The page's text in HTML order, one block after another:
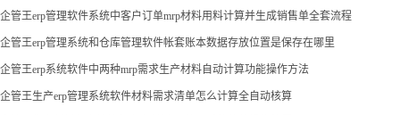
企管王erp管理软件系统中客户订单mrp材料用料计算并生成销售单全套流程
企管王erp管理系统和仓库管理软件帐套账本数据存放位置是保存在哪里
企管王erp系统软件中两种mrp需求生产材料自动计算功能操作方法
企管王生产erp管理系统软件材料需求清单怎么计算全自动核算